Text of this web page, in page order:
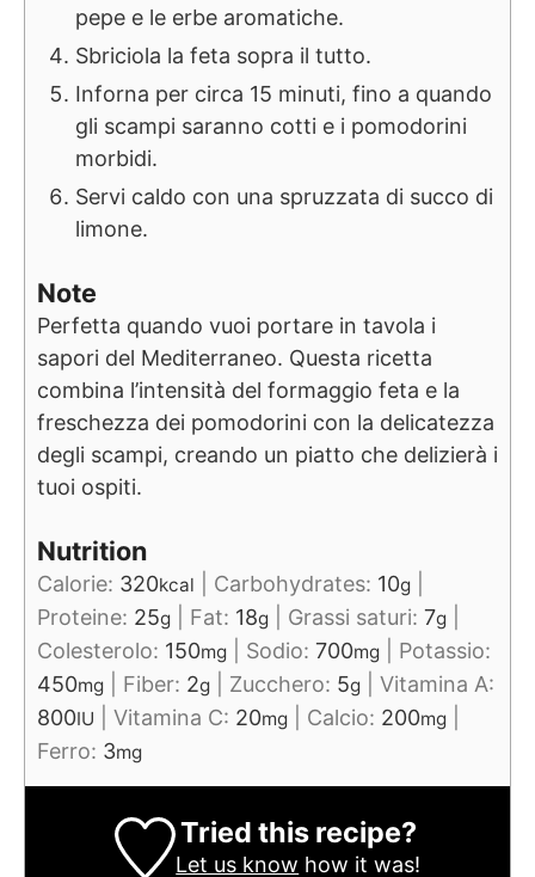
pepe e le erbe aromatiche.
Sbriciola la feta sopra il tutto.
Inforna per circa 15 minuti, fino a quando
gli scampi saranno cotti e i pomodorini
morbidi.
Servi caldo con una spruzzata di succo di
limone.
Note
Perfetta quando vuoi portare in tavola i
sapori del Mediterraneo. Questa ricetta
combina l’intensità del formaggio feta e la
freschezza dei pomodorini con la delicatezza
degli scampi, creando un piatto che delizierà i
tuoi ospiti.
Nutrition
Calorie: 320kcal Carbohydrates: 10g
Proteine: 25g Fat: 18g Grassi saturi: 7g
Colesterolo: 150mg Sodio: 700mg
Potassio:
450mg Fiber: 2g Zucchero: 5g
Vitamina A:
800IU Vitamina C: 20mg Calcio: 200mg
Ferro: 3mg
Tried this recipe?
Let us know how it was!